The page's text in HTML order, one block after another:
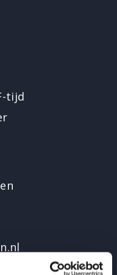
tijd
oud-studenten